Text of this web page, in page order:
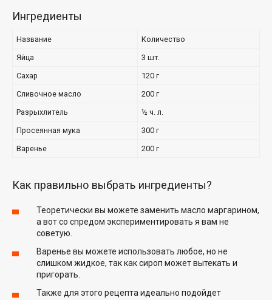
Ингредиенты
Название
Количество
Яйца
3 шт.
Сахар
120 г
Сливочное масло
200 г
Разрыхлитель
½ ч. л.
Просеянная мука
300 г
Варенье
200 г
Как правильно выбрать ингредиенты?
Теоретически вы можете заменить масло маргарином,
а вот со спредом экспериментировать я вам не
советую.
Варенье вы можете использовать любое, но не
слишком жидкое, так как сироп может вытекать и
пригорать.
Также для этого рецепта идеально подойдет